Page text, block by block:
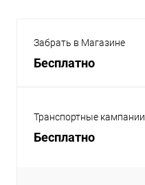
Забрать в Магазине
Бесплатно
Транспортные кампании
Бесплатно